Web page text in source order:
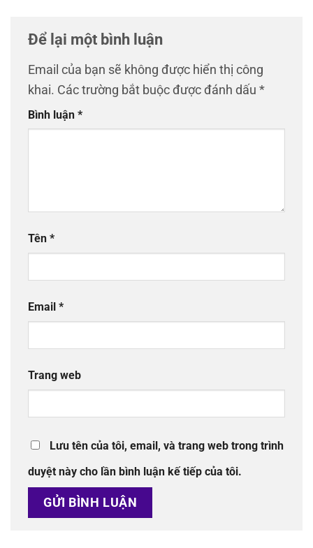
Để lại một bình luận
Email của bạn sẽ không được hiển thị công
khai. Các trường bắt buộc được đánh dấu *
Bình luận *
Tên *
Email *
Trang web
Lưu tên của tôi, email, và trang web trong trình
duyệt này cho lần bình luận kế tiếp của tôi.